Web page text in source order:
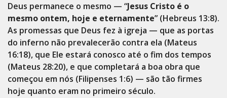
Deus permanece o mesmo — “Jesus Cristo é o
mesmo ontem, hoje e eternamente” (Hebreus 13:8).
As promessas que Deus fez à igreja — que as portas
do inferno não prevalecerão contra ela (Mateus
16:18), que Ele estará conosco até o fim dos tempos
(Mateus 28:20), e que completará a boa obra que
começou em nós (Filipenses 1:6) — são tão firmes
hoje quanto eram no primeiro século.